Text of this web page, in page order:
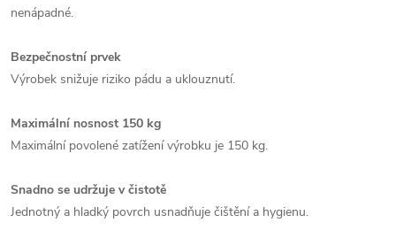
nenápadné.
Bezpečnostní prvek
Výrobek snižuje riziko pádu a uklouznutí.
Maximální nosnost 150 kg
Maximální povolené zatížení výrobku je 150 kg.
Snadno se udržuje v čistotě
Jednotný a hladký povrch usnadňuje čištění a hygienu.